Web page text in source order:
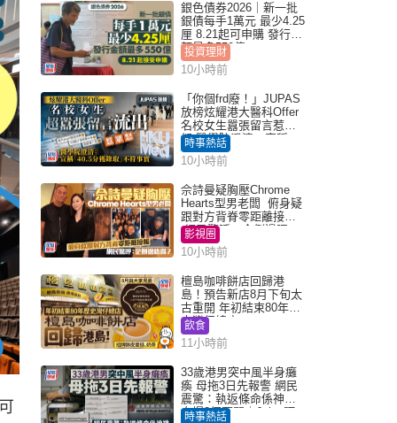
銀色債券2026｜新一批
銀債每手1萬元 最少4.25
厘 8.21起可申購 發行金
額最多550億
投資理財
10小時前
「你個frd廢！」JUPAS
放榜炫耀港大醫科Offer
名校女生囂張留言惹眾
怒 醫學院澄清：宣稱
「40.5分獲錄取」不符事
實｜Juicy叮
時事熱話
10小時前
佘詩曼疑胸壓Chrome
Hearts型男老闆 俯身疑
跟對方背脊零距離接觸
網民驚呼：企側邊唔
得？
影視圈
10小時前
檀島咖啡餅店回歸港
島！預告新店8月下旬太
古重開 年初結束80年歷
史灣仔總店
飲食
11小時前
33歲港男突中風半身癱
瘓 母拖3日先報警 網民
震驚：執返條命係神蹟
自爆2個惡習｜Juicy叮
時事熱話